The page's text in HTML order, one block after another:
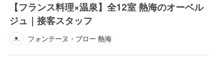
【フランス料理×温泉】全12室 熱海のオーベル
ジュ｜接客スタッフ
フォンテーヌ・ブロー 熱海